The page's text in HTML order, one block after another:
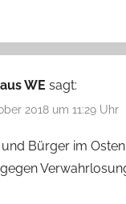
WE sagt:
2018 um 11:29 Uhr
Bürger im